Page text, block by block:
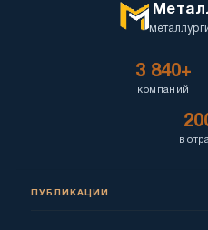
3 840+
компаний
в
ПУБЛИКАЦИИ